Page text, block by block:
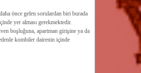
önce gelen sorulardan biri burada
yer alması gerekmektedir.
boşluğuna, apartman girişine ya da
kombiler dairenin içinde